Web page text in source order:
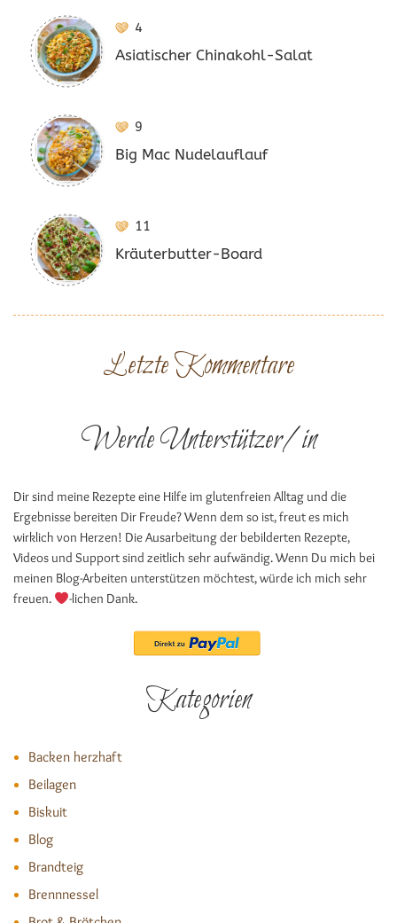
4
Asiatischer Chinakohl-Salat
9
Big Mac Nudelauflauf
11
Kräuterbutter-Board
Letzte Kommentare
Werde Unterstützer/in
Dir sind meine Rezepte eine Hilfe im glutenfreien Alltag und die
Ergebnisse bereiten Dir Freude? Wenn dem so ist, freut es mich
wirklich von Herzen! Die Ausarbeitung der bebilderten Rezepte,
Videos und Support sind zeitlich sehr aufwändig. Wenn Du mich bei
meinen Blog-Arbeiten unterstützen möchtest, würde ich mich sehr
freuen.
-lichen Dank.
Kategorien
Backen herzhaft
Beilagen
Biskuit
Blog
Brandteig
Brennnessel